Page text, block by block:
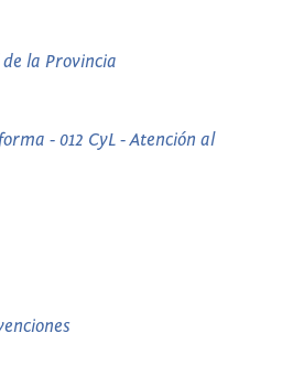
la Provincia
- 012 CyL - Atención al